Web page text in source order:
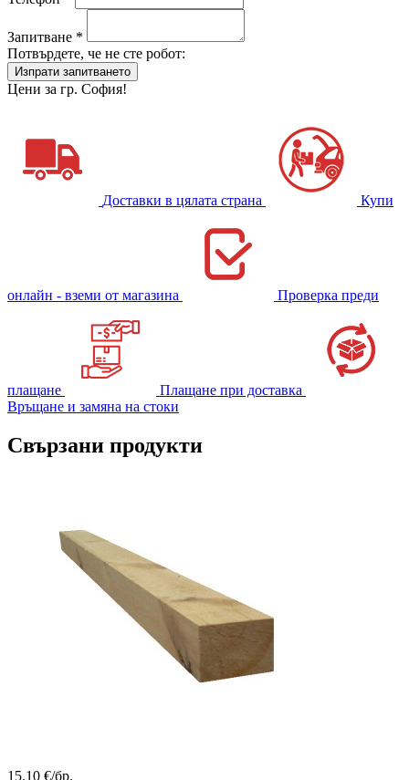
Запитване *
Потвърдете, че не сте робот:
Цени за гр. София!
Доставки в цялата страна Купи
онлайн - вземи от магазина Проверка преди
плащане
Плащане при доставка
Връщане и замяна на стоки
Свързани продукти
15.10 €/бр.